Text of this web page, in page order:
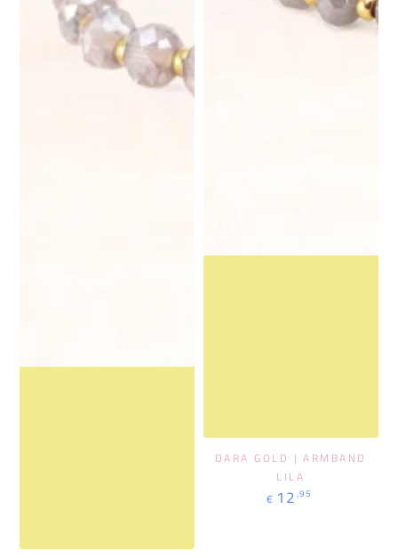
DARA GOLD | ARMBAND
LILA
Regulärer
Preis
€ 12,95